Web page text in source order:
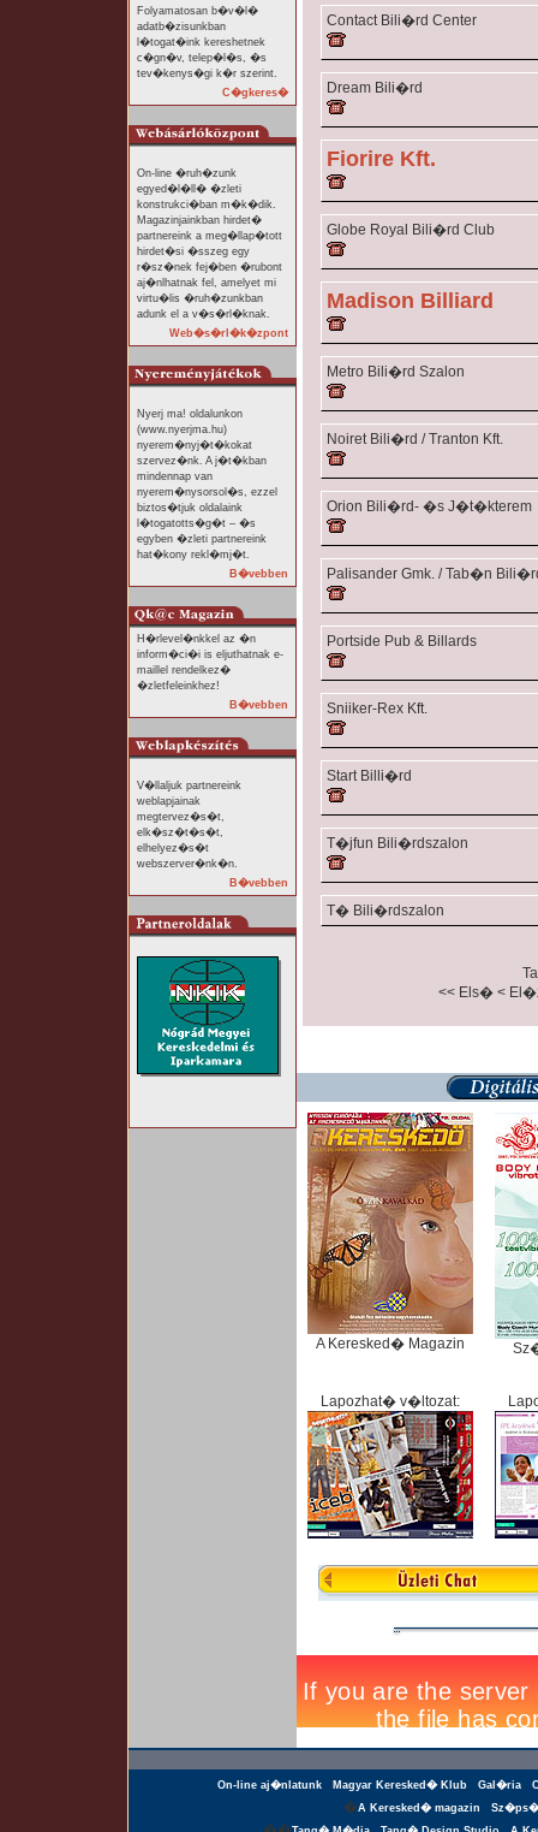
Folyamatosan b�v�l�
adatb�zisunkban
l�togat�ink kereshetnek
c�gn�v, telep�l�s, �s
tev�kenys�gi k�r szerint.
C�gkeres�
On-line �ruh�zunk
egyed�l�ll� �zleti
konstrukci�ban m�k�dik.
Magazinjainkban hirdet�
partnereink a meg�llap�tott
hirdet�si �sszeg egy
r�sz�nek fej�ben �rubont
aj�nlhatnak fel, amelyet mi
virtu�lis �ruh�zunkban
adunk el a v�s�rl�knak.
Web�s�rl�k�zpont
Nyerj ma! oldalunkon
(www.nyerjma.hu)
nyerem�nyj�t�kokat
szervez�nk. A j�t�kban
mindennap van
nyerem�nysorsol�s, ezzel
biztos�tjuk oldalaink
l�togatotts�g�t – �s
egyben �zleti partnereink
hat�kony rekl�mj�t.
B�vebben
H�rlevel�nkkel az �n
inform�ci�i is eljuthatnak e-
maillel rendelkez�
�zletfeleinkhez!
B�vebben
V�llaljuk partnereink
weblapjainak
megtervez�s�t,
elk�sz�t�s�t,
elhelyez�s�t
webszerver�nk�n.
B�vebben
Contact Bili�rd Center
Dream Bili�rd
Fiorire Kft.
Globe Royal Bili�rd Club
Madison Billiard
Metro Bili�rd Szalon
Noiret Bili�rd / Tranton Kft.
Orion Bili�rd- �s J�t�kterem
Palisander Gmk. / Tab�n
Portside Pub & Billards
Sniiker-Rex Kft.
Start Billi�rd
T�jfun Bili�rdszalon
T� Bili�rdszalon
<< Els� <
A Keresked� Magazin
Lapozhat� v�ltozat:
On-line aj�nlatunk Magyar Keresked� Klub Gal�ria
�A Keresked� magazin